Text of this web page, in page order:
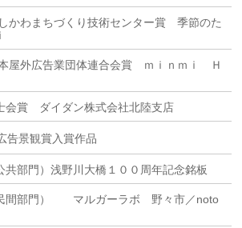
かわまちづくり技術センター賞 季節のた
屋外広告業団体連合会賞 ｍｉｎｍｉ Ｈ
会賞 ダイダン株式会社北陸支店
告景観賞入賞作品
共部門）浅野川大橋１００周年記念銘板
間部門） マルガーラボ 野々市／noto